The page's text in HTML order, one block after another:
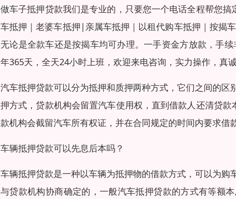
做车子抵押贷款我们是专业的，只要您一个电话全程帮您
车抵押｜老婆车抵押|亲属车抵押｜以租代购车抵押｜按揭
无论是全款车还是按揭车均可办理。一手资金方放款，手
年365天，全天24小时上班，欢迎来电咨询，实力操作，真
汽车抵押贷款可以分为抵押和质押两种方式，它们之间的
押方式，贷款机构会留置汽车使用权，直到借款人还清贷
款机构会截留汽车所有权证，并在合同规定的时间内要求借
车辆抵押贷款可以先息后本吗？
车辆抵押贷款是一种以车辆为抵押物的借款方式，可以为
与贷款机构协商确定的，一般汽车抵押贷款的方式有等额